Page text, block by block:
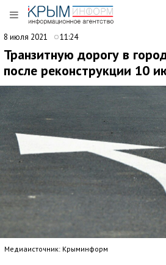
8 июля 2021 11:24
Транзитную дорогу в
после реконструкции 10
Медиаисточник: Крыминформ